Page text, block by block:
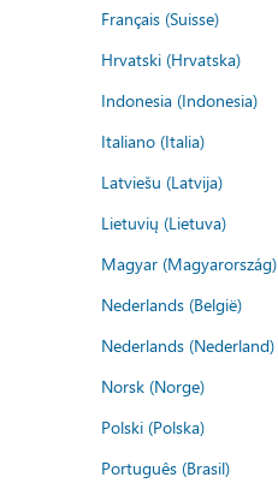
Français (Suisse)
Hrvatski (Hrvatska)
Indonesia (Indonesia)
Italiano (Italia)
Latviešu (Latvija)
Lietuvių (Lietuva)
Magyar (Magyarország)
Nederlands (België)
Nederlands (Nederland)
Norsk (Norge)
Polski (Polska)
Português (Brasil)